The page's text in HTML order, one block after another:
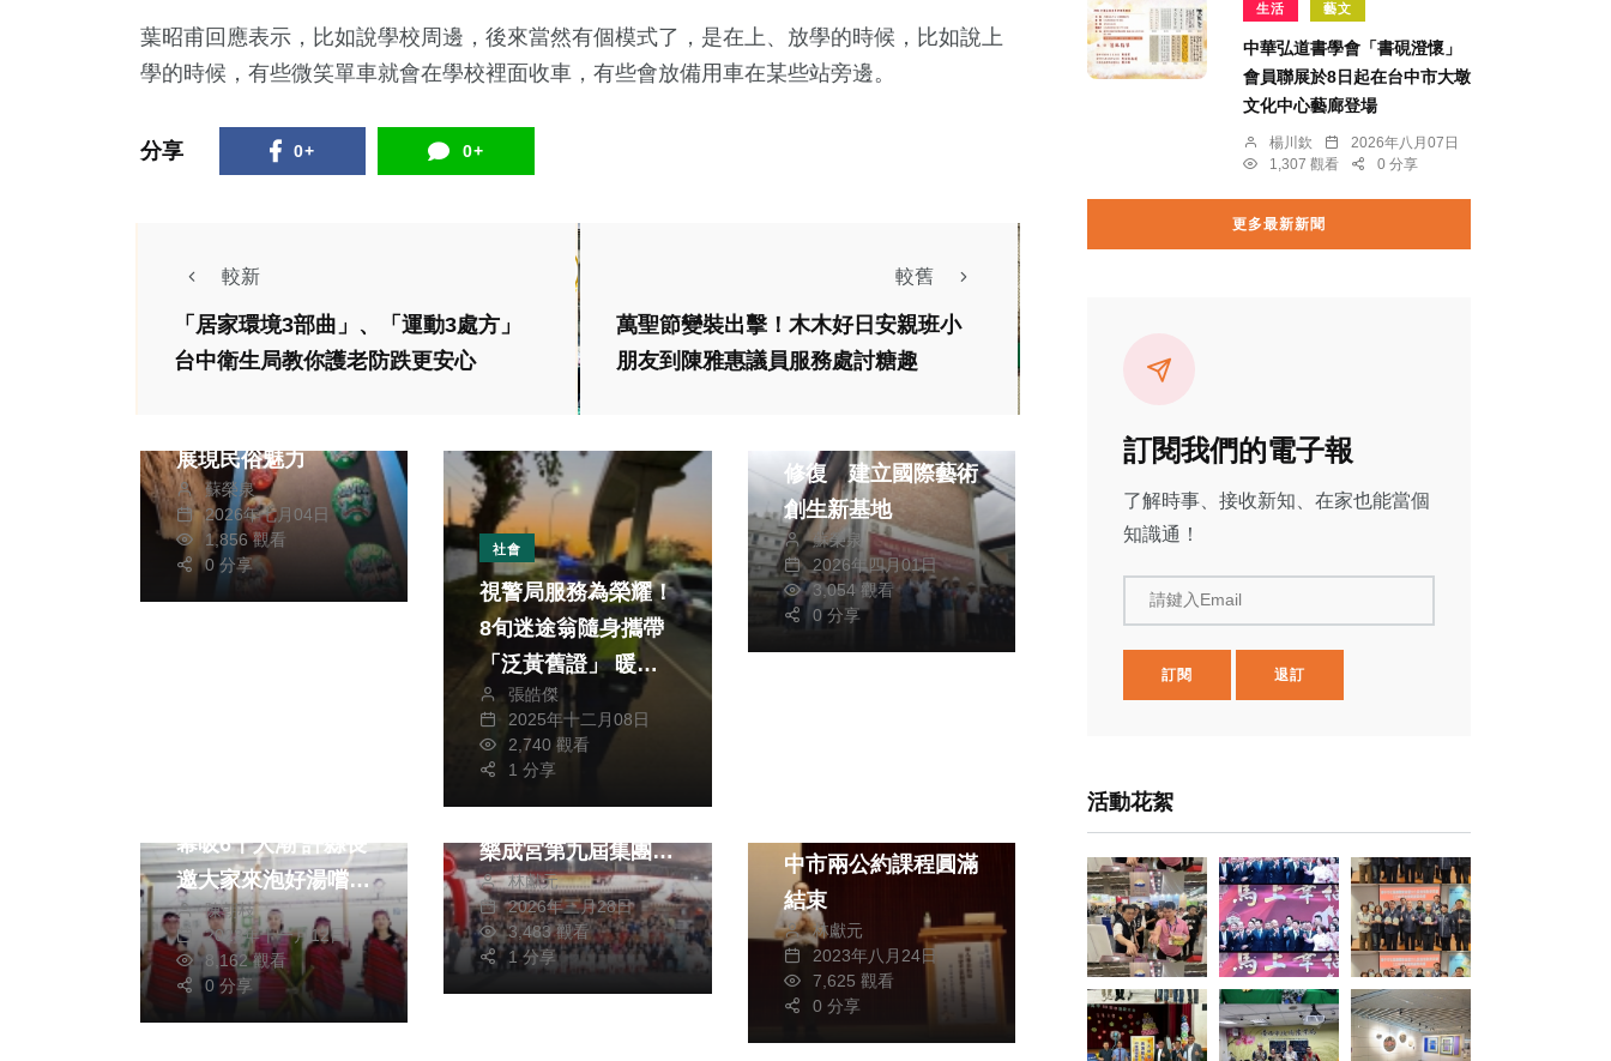
葉昭甫回應表示，比如說學校周邊，後來當然有個模式了，是在上、放學的時候，比如說上
學的時候，有些微笑單車就會在學校裡面收車，有些會放備用車在某些站旁邊。
分享 0+ 0+
較新
「居家環境3部曲」、「運動3處方」
台中衛生局教你護老防跌更安心
較舊
萬聖節變裝出擊！木木好日安親班小
朋友到陳雅惠議員服務處討糖趣
展現民俗魅力
蘇榮泉
2026年七月04日
1,856 觀看
0 分享
社會
視警局服務為榮耀！
8旬迷途翁隨身攜帶
「泛黃舊證」 暖警
護送前輩平安返家
張皓傑
2025年十二月08日
2,740 觀看
1 分享
文教 旅遊
修復 建立國際藝術
創生新基地
蘇榮泉
2026年四月01日
3,054 觀看
0 分享
幕吸6千人潮 許縣長
邀大家來泡好湯嚐美
食喝咖啡
陳朝枝
2023年十一月12日
8,162 觀看
0 分享
熱門 政治
生活 財經及消費
樂成宮化身幸福殿
樂成宮第九屆集團婚
禮 贈匾感謝媽祖庇
佑神賜福氣
林獻元
2026年三月28日
3,483 觀看
1 分享
中市兩公約課程圓滿
結束
林獻元
2023年八月24日
7,625 觀看
0 分享
生活 藝文
中華弘道書學會「書硯澄懷」
會員聯展於8日起在台中市大墩
文化中心藝廊登場
楊川欽
2026年八月07日
1,307 觀看
0 分享
更多最新新聞
訂閱我們的電子報
了解時事、接收新知、在家也能當個
知識通！
請鍵入Email
訂閱 退訂
活動花絮